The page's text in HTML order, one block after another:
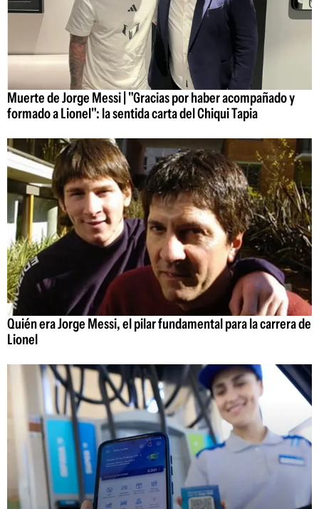
Muerte de Jorge Messi | "Gracias por haber acompañado y
formado a Lionel": la sentida carta del Chiqui Tapia
Quién era Jorge Messi, el pilar fundamental para la carrera de
Lionel